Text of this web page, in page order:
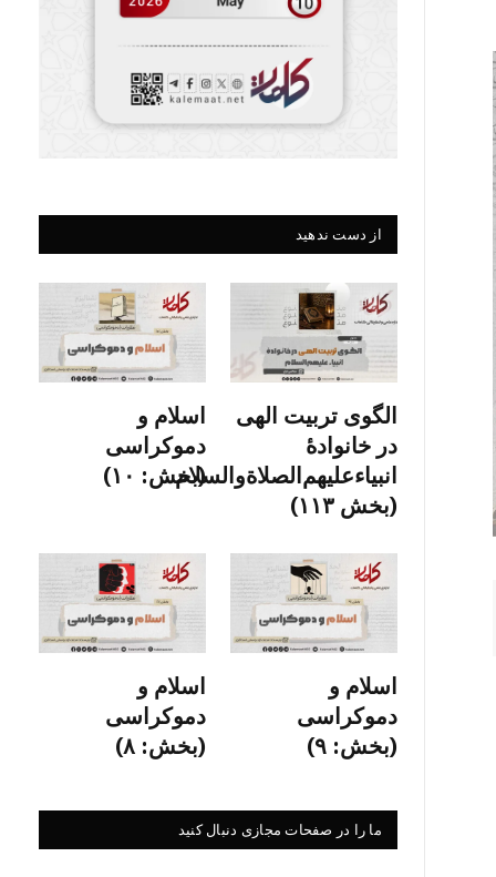
از دست ندهید
الگوی تربیت الهی
در خانوادۀ
انبیاءعلیهم‌الصلاةو‌السلام
(بخش ۱۱۳)
اسلام و
دموکراسی
(بخش: ۱۰)
اسلام و
دموکراسی
(بخش: ۹)
اسلام و
دموکراسی
(بخش: ۸)
ما را در صفحات مجازی دنبال کنید